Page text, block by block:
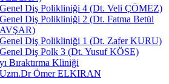
Genel Diş Polikliniği 4 (Dt. Veli ÇÖMEZ)
Genel Diş Polikliniği 2 (Dt. Fatma Betül
AVŞAR)
Genel Diş Polikliniği 1 (Dt. Zafer KURU)
Genel Diş Polk 3 (Dt. Yusuf KÖSE)
Bıraktırma Kliniği
Uzm.Dr Ömer ELKIRAN